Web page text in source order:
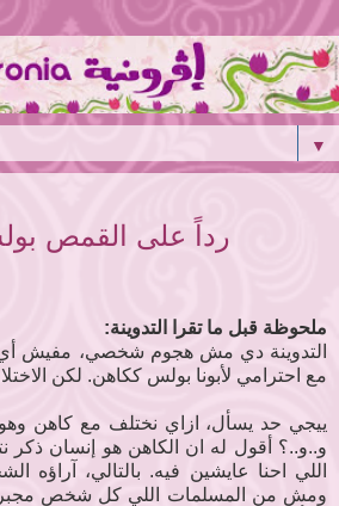
▼
رداً على القمص
ملحوظة قبل ما تقرا التدوينة:
التدوينة دي مش هجوم شخصي، مفيش
مع احترامي لأبونا بولس ككاهن. لكن
ييجي حد يسأل، ازاي نختلف مع كاهن
و..و..؟ أقول له ان الكاهن هو إنسان ذكر
اللي احنا عايشين فيه. بالتالي،
ومش من المسلمات اللي كل شخص مجبر